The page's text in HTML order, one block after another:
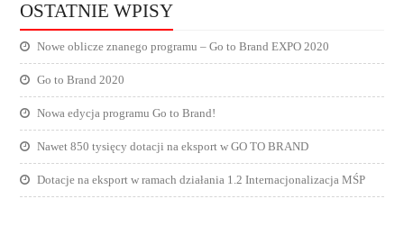
OSTATNIE WPISY
Nowe oblicze znanego programu – Go to Brand EXPO 2020
Go to Brand 2020
Nowa edycja programu Go to Brand!
Nawet 850 tysięcy dotacji na eksport w GO TO BRAND
Dotacje na eksport w ramach działania 1.2 Internacjonalizacja MŚP